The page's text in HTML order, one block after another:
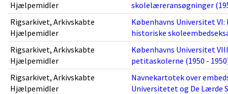
Hjælpemidler
skolelæreransøgninger
Rigsarkivet, Arkivskabte
Hjælpemidler
Københavns Universitet
historiske
Rigsarkivet, Arkivskabte
Hjælpemidler
Københavns Universitet
petitaskolerne (1950 -
Rigsarkivet, Arkivskabte
Hjælpemidler
Navnekartotek over
Universitetet og De Lærde